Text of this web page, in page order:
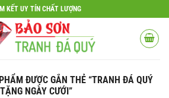
KẾT UY TÍN CHẤT LƯỢNG
ĐƯỢC GẮN THẺ “TRANH ĐÁ QUÝ
TẶNG NGÀY CƯỚI”